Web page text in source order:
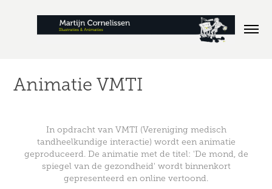
Animatie VMTI
In opdracht van VMTI (Vereniging medisch
tandheelkundige interactie) wordt een animatie
geproduceerd. De animatie met de titel: 'De mond, de
spiegel van de gezondheid' wordt binnenkort
gepresenteerd en online vertoond.